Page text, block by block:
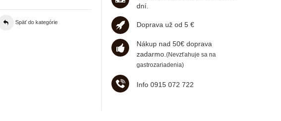
Späť do kategórie
dní.
Doprava už od 5 €
Nákup nad 50€ doprava
zadarmo.(Nevzťahuje sa na
gastrozariadenia)
Info 0915 072 722